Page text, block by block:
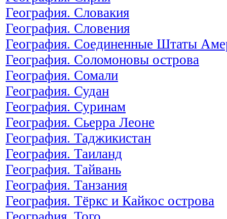
География. Словакия
География. Словения
География. Соединенные Штаты
География. Соломоновы острова
География. Сомали
География. Судан
География. Суринам
География. Сьерра Леоне
География. Таджикистан
География. Таиланд
География. Тайвань
География. Танзания
География. Тёркс и Кайкос острова